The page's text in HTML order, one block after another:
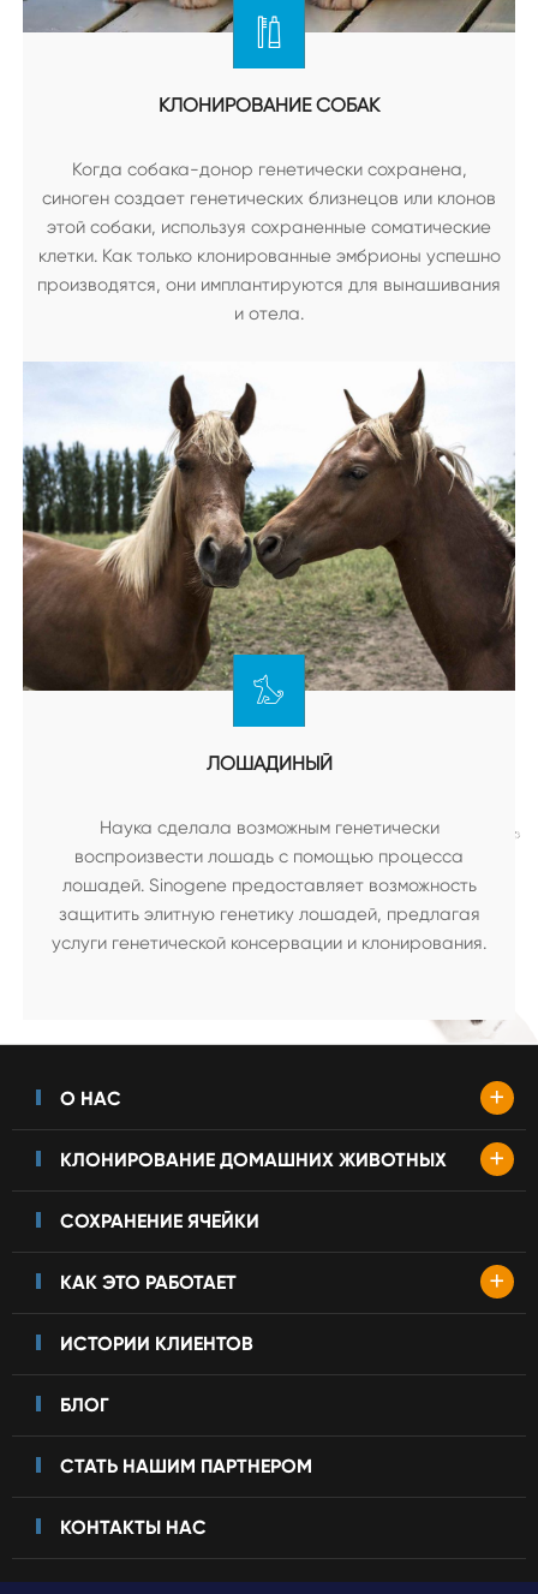
КЛОНИРОВАНИЕ СОБАК
Когда собака-донор генетически сохранена,
синоген создает генетических близнецов или клонов
этой собаки, используя сохраненные соматические
клетки. Как только клонированные эмбрионы успешно
производятся, они имплантируются для вынашивания
и отела.
ЛОШАДИНЫЙ
Наука сделала возможным генетически
воспроизвести лошадь с помощью процесса
лошадей. Sinogene предоставляет возможность
защитить элитную генетику лошадей, предлагая
услуги генетической консервации и клонирования.
О НАС +
КЛОНИРОВАНИЕ ДОМАШНИХ ЖИВОТНЫХ +
СОХРАНЕНИЕ ЯЧЕЙКИ
КАК ЭТО РАБОТАЕТ +
ИСТОРИИ КЛИЕНТОВ
БЛОГ
СТАТЬ НАШИМ ПАРТНЕРОМ
КОНТАКТЫ НАС